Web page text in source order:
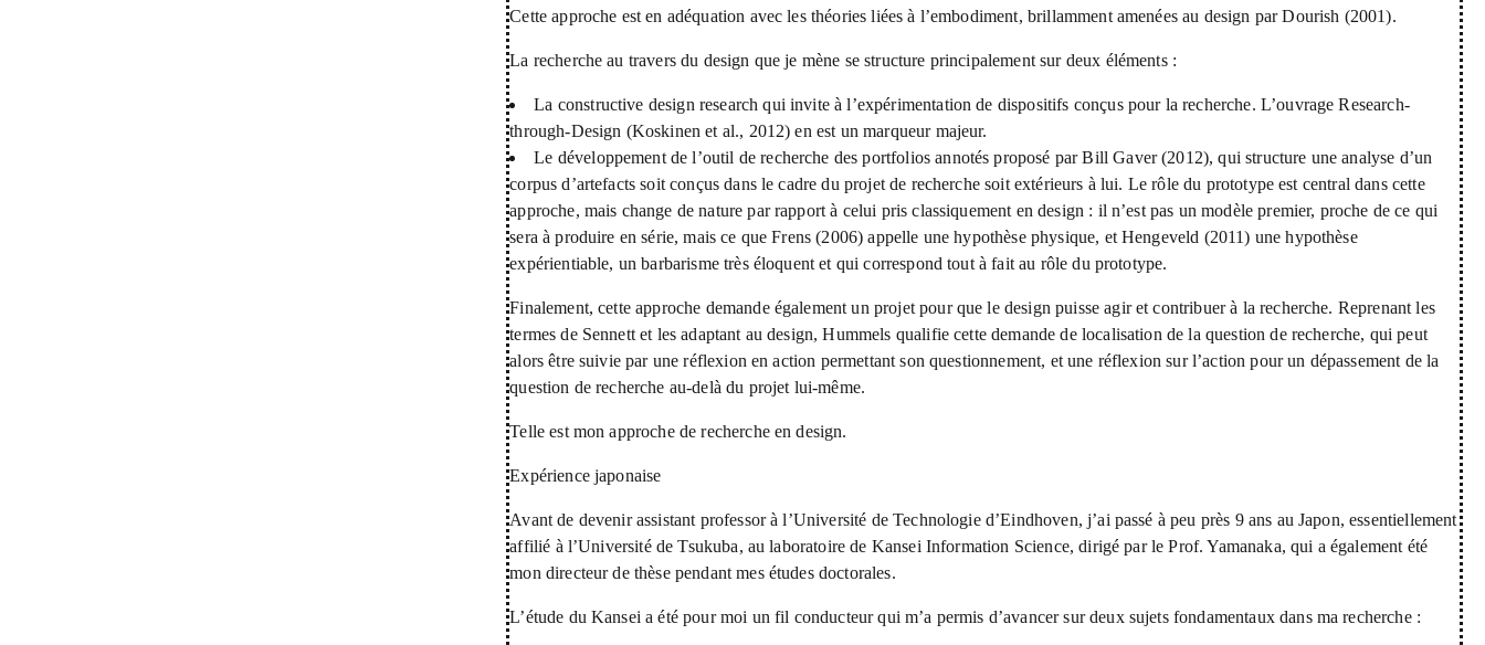
Cette approche est en adéquation avec les théories liées à l’embodiment, brillamment amenées au design par Dourish (2001).
La recherche au travers du design que je mène se structure principalement sur deux éléments :
La constructive design research qui invite à l’expérimentation de dispositifs conçus pour la recherche. L’ouvrage Research-
through-Design (Koskinen et al., 2012) en est un marqueur majeur.
Le développement de l’outil de recherche des portfolios annotés proposé par Bill Gaver (2012), qui structure une analyse d’un
corpus d’artefacts soit conçus dans le cadre du projet de recherche soit extérieurs à lui. Le rôle du prototype est central dans cette
approche, mais change de nature par rapport à celui pris classiquement en design : il n’est pas un modèle premier, proche de ce qui
sera à produire en série, mais ce que Frens (2006) appelle une hypothèse physique, et Hengeveld (2011) une hypothèse
expérientiable, un barbarisme très éloquent et qui correspond tout à fait au rôle du prototype.
Finalement, cette approche demande également un projet pour que le design puisse agir et contribuer à la recherche. Reprenant les
termes de Sennett et les adaptant au design, Hummels qualifie cette demande de localisation de la question de recherche, qui peut
alors être suivie par une réflexion en action permettant son questionnement, et une réflexion sur l’action pour un dépassement de la
question de recherche au-delà du projet lui-même.
Telle est mon approche de recherche en design.
Expérience japonaise
Avant de devenir assistant professor à l’Université de Technologie d’Eindhoven, j’ai passé à peu près 9 ans au Japon, essentiellement
affilié à l’Université de Tsukuba, au laboratoire de Kansei Information Science, dirigé par le Prof. Yamanaka, qui a également été
mon directeur de thèse pendant mes études doctorales.
L’étude du Kansei a été pour moi un fil conducteur qui m’a permis d’avancer sur deux sujets fondamentaux dans ma recherche :